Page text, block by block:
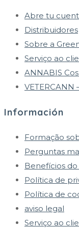
Abre tu
Distribuidores
Sobre a
Serviço ao
ANNABIS
VETERCANN
Información
Formação
Perguntas
Benefícios
Política de
Política de
aviso legal
Serviço ao